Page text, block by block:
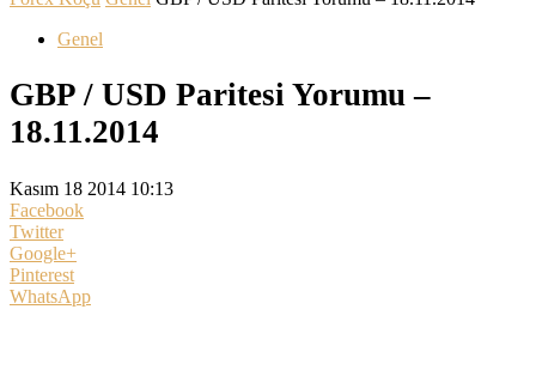
Genel
GBP / USD Paritesi Yorumu –
18.11.2014
Kasım 18 2014 10:13
Facebook
Twitter
Google+
Pinterest
WhatsApp